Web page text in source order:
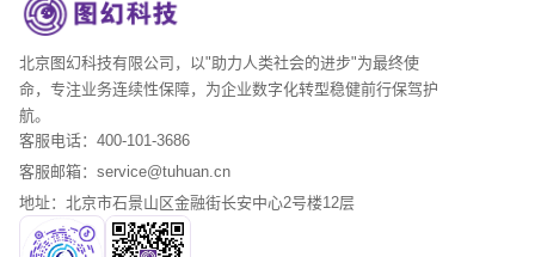
北京图幻科技有限公司，以"助力人类社会的进步"为最终使
命，专注业务连续性保障，为企业数字化转型稳健前行保驾护
航。
客服电话：400-101-3686
客服邮箱：service@tuhuan.cn
地址：北京市石景山区金融街长安中心2号楼12层